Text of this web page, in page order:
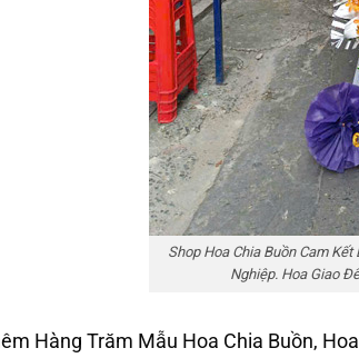
Shop Hoa Chia Buồn Cam
Nghiệp. Hoa Giao
Hàng Trăm Mẫu Hoa Chia Buồn,